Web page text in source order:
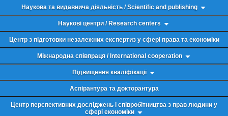
Наукова та видавнича діяльність / Scientific and publishing
Наукові центри / Research centers
Центр з підготовки незалежних експертиз у сфері права та економіки
Міжнародна співпраця / International cooperation
Підвищення кваліфікації
Аспірантура та докторантура
Центр перспективних досліджень і співробітництва з прав людини у
сфері економіки